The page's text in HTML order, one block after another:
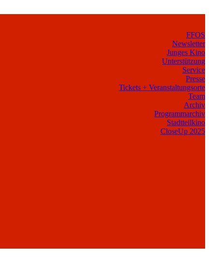
FFOS
Newsletter
Junges Kino
Unterstützung
Service
Presse
Tickets + Veranstaltungsorte
Team
Archiv
Programmarchiv
Stadtteilkino
CloseUp 2025